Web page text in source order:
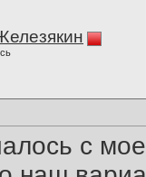
с